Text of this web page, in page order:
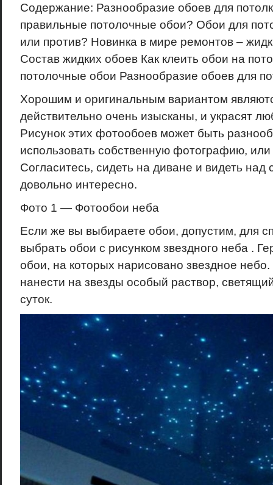
Содержание: Разнообразие обоев для
правильные потолочные обои? Обои для
или против? Новинка в мире ремонтов –
Состав жидких обоев Как клеить обои на
потолочные обои Разнообразие обоев для
Хорошим и оригинальным вариантом
действительно очень изысканы, и украсят
Рисунок этих фотообоев может быть
использовать собственную фотографию,
Согласитесь, сидеть на диване и видеть над
довольно интересно.
Фото 1 — Фотообои неба
Если же вы выбираете обои, допустим, для
выбрать обои с рисунком звездного неба .
обои, на которых нарисовано звездное
нанести на звезды особый раствор,
суток.